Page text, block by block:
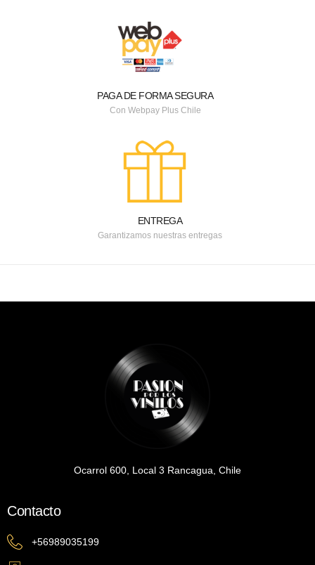
PAGA DE FORMA SEGURA
Con Webpay Plus Chile
ENTREGA
Garantizamos nuestras entregas
Ocarrol 600, Local 3 Rancagua, Chile
Contacto
+56989035199